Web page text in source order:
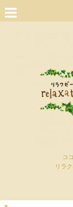
コ
リラ